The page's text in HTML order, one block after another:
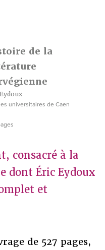
de la
universitaires de Caen
consacré à la
dont Éric Eydoux
et
de 527 pages,